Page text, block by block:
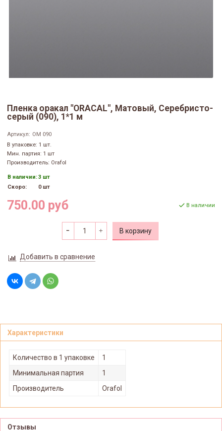
Пленка оракал "ORACAL", Матовый, Серебристо-
серый (090), 1*1 м
Артикул: ОМ 090
В упаковке: 1 шт.
Мин. партия: 1 шт
Производитель: Orafol
В наличии:3 шт
Скоро:
0 шт
750.00 руб В наличии
В корзину
Добавить в сравнение
Характеристики
Количество в 1 упаковке
1
Минимальная партия
1
Производитель
Orafol
Отзывы